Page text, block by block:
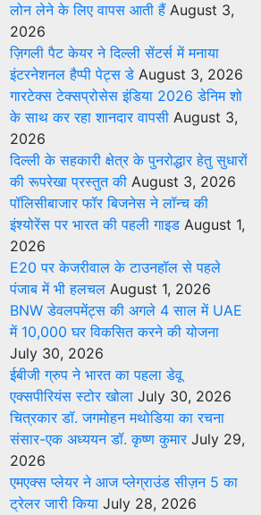
लोन लेने के लिए वापस आती हैं August 3,
2026
ज़िगली पैट केयर ने दिल्ली सेंटर्स में मनाया
इंटरनेशनल हैप्पी पेट्स डे August 3, 2026
गारटेक्स टेक्सप्रोसेस इंडिया 2026 डेनिम शो
के साथ कर रहा शानदार वापसी August 3,
2026
दिल्ली के सहकारी क्षेत्र के पुनरोद्धार हेतु सुधारों
की रूपरेखा प्रस्तुत की August 3, 2026
पॉलिसीबाजार फॉर बिजनेस ने लॉन्च की
इंश्योरेंस पर भारत की पहली गाइड August 1,
2026
E20 पर केजरीवाल के टाउनहॉल से पहले
पंजाब में भी हलचल August 1, 2026
BNW डेवलपमेंट्स की अगले 4 साल में UAE
में 10,000 घर विकसित करने की योजना
July 30, 2026
ईबीजी ग्रुप ने भारत का पहला डेवू
एक्सपीरियंस स्टोर खोला July 30, 2026
चित्रकार डॉ. जगमोहन मथोडिया का रचना
संसार-एक अध्ययन डॉ. कृष्ण कुमार July 29,
2026
एमएक्स प्लेयर ने आज प्लेग्राउंड सीज़न 5 का
ट्रेलर जारी किया July 28, 2026